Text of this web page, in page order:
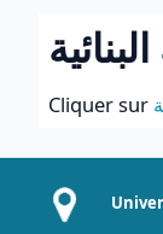
Cliquer sur